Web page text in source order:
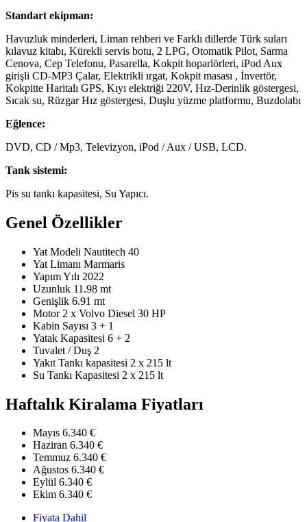
Standart ekipman:
Havuzluk minderleri, Liman rehberi ve Farklı dillerde Türk suları
kılavuz kitabı, Kürekli servis botu, 2 LPG, Otomatik Pilot, Sarma
Cenova, Cep Telefonu, Pasarella, Kokpit hoparlörleri, iPod Aux
girişli CD-MP3 Çalar, Elektrikli ırgat, Kokpit masası , İnvertör,
Kokpitte Haritalı GPS, Kıyı elektriği 220V, Hız-Derinlik göstergesi,
Sıcak su, Rüzgar Hız göstergesi, Duşlu yüzme platformu, Buzdolabı
Eğlence:
DVD, CD / Mp3, Televizyon, iPod / Aux / USB, LCD.
Tank sistemi:
Pis su tankı kapasitesi, Su Yapıcı.
Genel Özellikler
Yat Modeli Nautitech 40
Yat Limanı Marmaris
Yapım Yılı 2022
Uzunluk 11.98 mt
Genişlik 6.91 mt
Motor 2 x Volvo Diesel 30 HP
Kabin Sayısı 3 + 1
Yatak Kapasitesi 6 + 2
Tuvalet / Duş 2
Yakıt Tankı kapasitesi 2 x 215 lt
Su Tankı Kapasitesi 2 x 215 lt
Haftalık Kiralama Fiyatları
Mayıs 6.340 €
Haziran 6.340 €
Temmuz 6.340 €
Ağustos 6.340 €
Eylül 6.340 €
Ekim 6.340 €
Fiyata Dahil